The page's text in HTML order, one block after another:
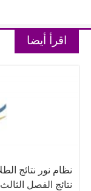
اقرأ أيضا
نتائج الفصل الثالث